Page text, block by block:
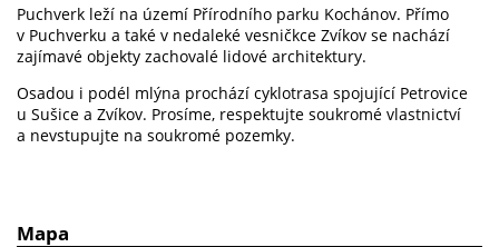
Puchverk leží na území Přírodního parku Kochánov. Přímo
v Puchverku a také v nedaleké vesničkce Zvíkov se nachází
zajímavé objekty zachovalé lidové architektury.
Osadou i podél mlýna prochází cyklotrasa spojující Petrovice
u Sušice a Zvíkov. Prosíme, respektujte soukromé vlastnictví
a nevstupujte na soukromé pozemky.
Mapa